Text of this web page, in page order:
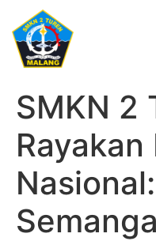
SMKN 2
Rayakan